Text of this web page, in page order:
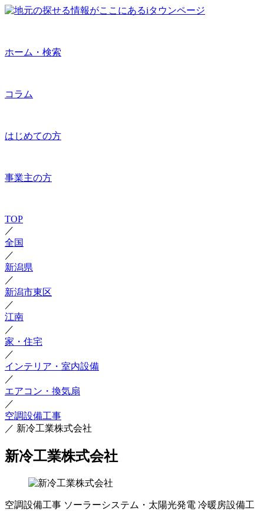
ホーム・検索
コラム
はじめての方
事業主の方
TOP
／
全国
／
新潟県
／
新潟市東区
／
江南
／
家・住宅
／
インテリア・室内設備
／
エアコン・換気扇
／
空調設備工事
／ 新冷工業株式会社
新冷工業株式会社
空調設備工事 ソーラーシステム・太陽光発電 冷暖房設備工